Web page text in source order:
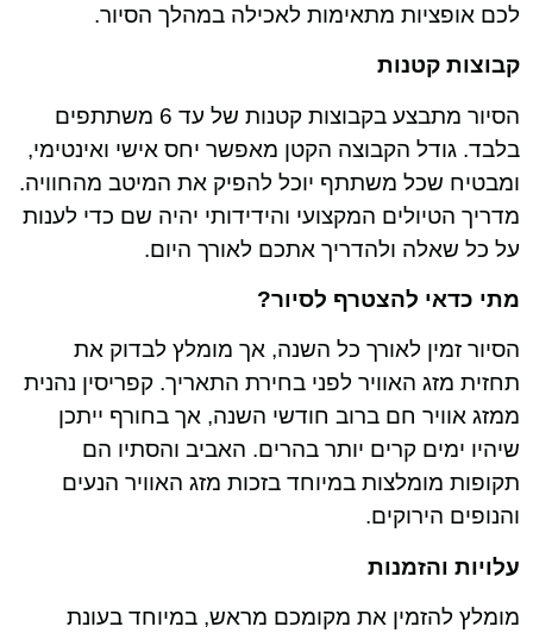
לכם אופציות מתאימות לאכילה במהלך הסיור.
קבוצות קטנות
הסיור מתבצע בקבוצות קטנות של עד 6 משתתפים
בלבד. גודל הקבוצה הקטן מאפשר יחס אישי ואינטימי,
ומבטיח שכל משתתף יוכל להפיק את המיטב מהחוויה.
מדריך הטיולים המקצועי והידידותי יהיה שם כדי לענות
על כל שאלה ולהדריך אתכם לאורך היום.
מתי כדאי להצטרף לסיור?
הסיור זמין לאורך כל השנה, אך מומלץ לבדוק את
תחזית מזג האוויר לפני בחירת התאריך. קפריסין נהנית
ממזג אוויר חם ברוב חודשי השנה, אך בחורף ייתכן
שיהיו ימים קרים יותר בהרים. האביב והסתיו הם
תקופות מומלצות במיוחד בזכות מזג האוויר הנעים
והנופים הירוקים.
עלויות והזמנות
מומלץ להזמין את מקומכם מראש, במיוחד בעונת